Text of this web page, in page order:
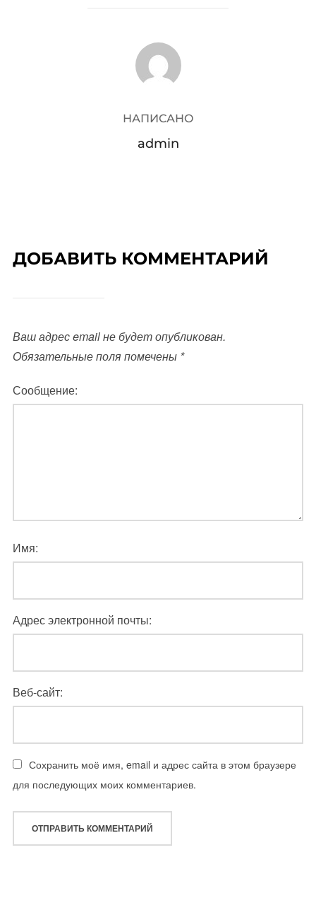
АВТОР ЗАПИСИ
НАПИСАНО
admin
ДОБАВИТЬ КОММЕНТАРИЙ
Ваш адрес email не будет опубликован.
Обязательные поля помечены *
Сообщение:
Имя:
Адрес электронной почты:
Веб-сайт:
Сохранить моё имя, email и адрес сайта в этом браузере
для последующих моих комментариев.